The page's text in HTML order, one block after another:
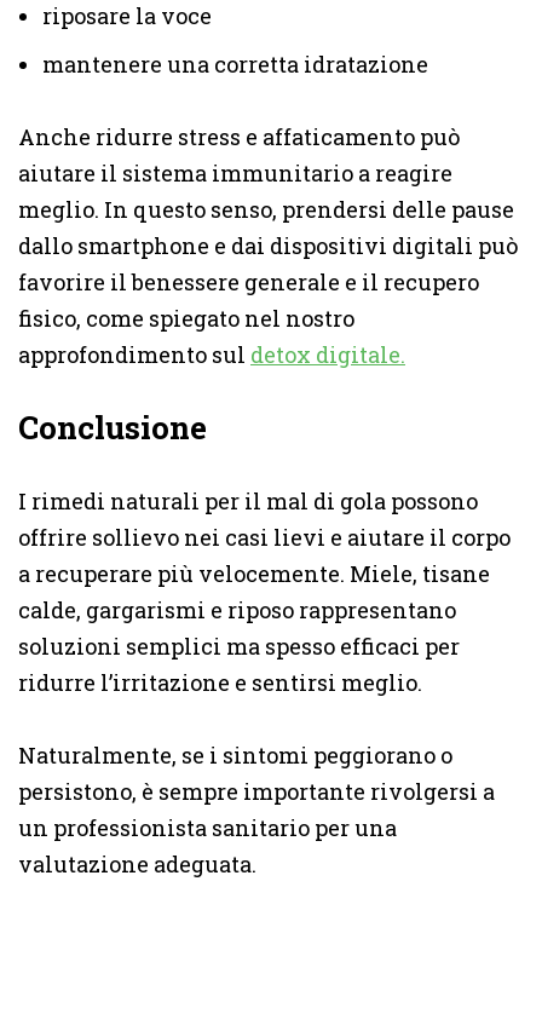
riposare la voce
mantenere una corretta idratazione
Anche ridurre stress e affaticamento può
aiutare il sistema immunitario a reagire
meglio. In questo senso, prendersi delle pause
dallo smartphone e dai dispositivi digitali può
favorire il benessere generale e il recupero
fisico, come spiegato nel nostro
approfondimento sul detox digitale.
Conclusione
I rimedi naturali per il mal di gola possono
offrire sollievo nei casi lievi e aiutare il corpo
a recuperare più velocemente. Miele, tisane
calde, gargarismi e riposo rappresentano
soluzioni semplici ma spesso efficaci per
ridurre l’irritazione e sentirsi meglio.
Naturalmente, se i sintomi peggiorano o
persistono, è sempre importante rivolgersi a
un professionista sanitario per una
valutazione adeguata.